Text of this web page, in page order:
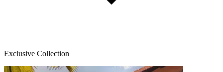
Exclusive Collection